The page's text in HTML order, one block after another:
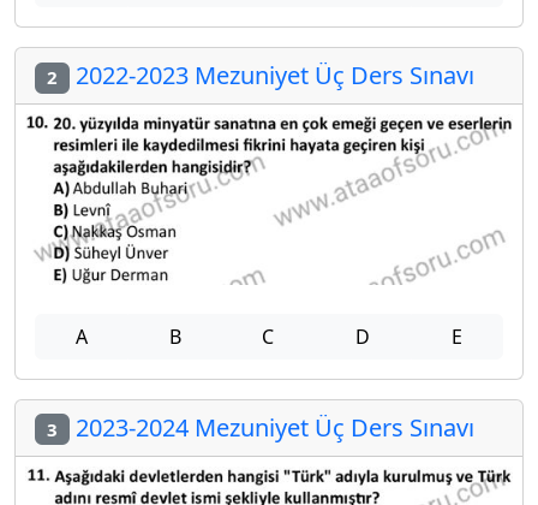
2 2022-2023 Mezuniyet Üç Ders Sınavı
A B C D E
3 2023-2024 Mezuniyet Üç Ders Sınavı